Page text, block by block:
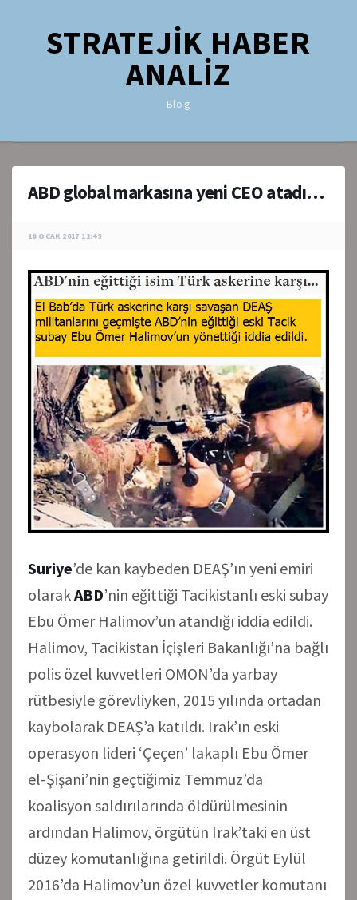
STRATEJİK HABER
ANALİZ
Blog
ABD global markasına yeni CEO atadı…
18 OCAK 2017 12:49
Suriye’de kan kaybeden DEAŞ’ın yeni emiri
olarakABD’nin eğittiği Tacikistanlı eski subay
Ebu Ömer Halimov’un atandığı iddia edildi.
Halimov, Tacikistan İçişleri Bakanlığı’na bağlı
polis özel kuvvetleri OMON’da yarbay
rütbesiyle görevliyken, 2015 yılında ortadan
kaybolarak DEAŞ’a katıldı. Irak’ın eski
operasyon lideri ‘Çeçen’ lakaplı Ebu Ömer
el-Şişani’nin geçtiğimiz Temmuz’da
koalisyon saldırılarında öldürülmesinin
ardından Halimov, örgütün Irak’taki en üst
düzey komutanlığına getirildi. Örgüt Eylül
2016’da Halimov’un özel kuvvetler komutanı